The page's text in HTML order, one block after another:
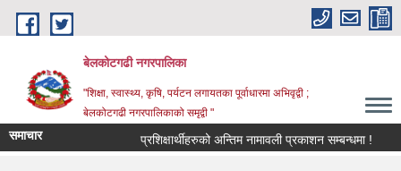
Skip to main content
बेलकोटगढी नगरपालिका
"शिक्षा, स्वास्थ्य, कृषि, पर्यटन लगायतका पूर्वाधारमा अभिवृद्वी ;
बेलकोटगढी नगरपालिकाको समृद्वी "
समाचार प्रशिक्षार्थीहरुको अन्तिम नामावली प्रकाशन सम्बन्धमा !